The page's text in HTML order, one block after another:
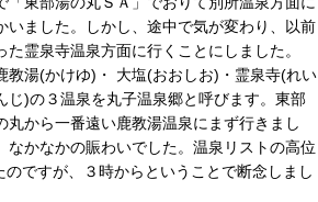
いました。しかし、途中で気が変わり、以前
た霊泉寺温泉方面に行くことにしました。
湯(かけゆ)・ 大塩(おおしお)・霊泉寺(れい
じ)の３温泉を丸子温泉郷と呼びます。東部
丸から一番遠い鹿教湯温泉にまず行きまし
なかなかの賑わいでした。温泉リストの高位
ですが、３時からということで断念しまし